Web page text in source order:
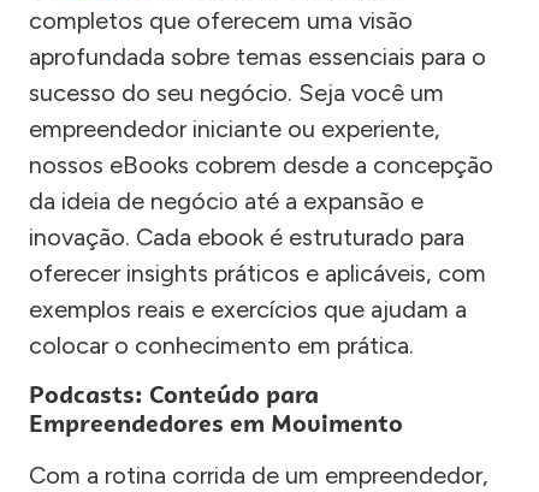
completos que oferecem uma visão
aprofundada sobre temas essenciais para o
sucesso do seu negócio. Seja você um
empreendedor iniciante ou experiente,
nossos eBooks cobrem desde a concepção
da ideia de negócio até a expansão e
inovação. Cada ebook é estruturado para
oferecer insights práticos e aplicáveis, com
exemplos reais e exercícios que ajudam a
colocar o conhecimento em prática.
Podcasts: Conteúdo para
Empreendedores em Movimento
Com a rotina corrida de um empreendedor,